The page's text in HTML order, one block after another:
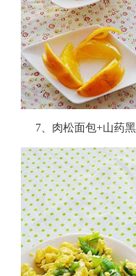
7、肉松面包+山药